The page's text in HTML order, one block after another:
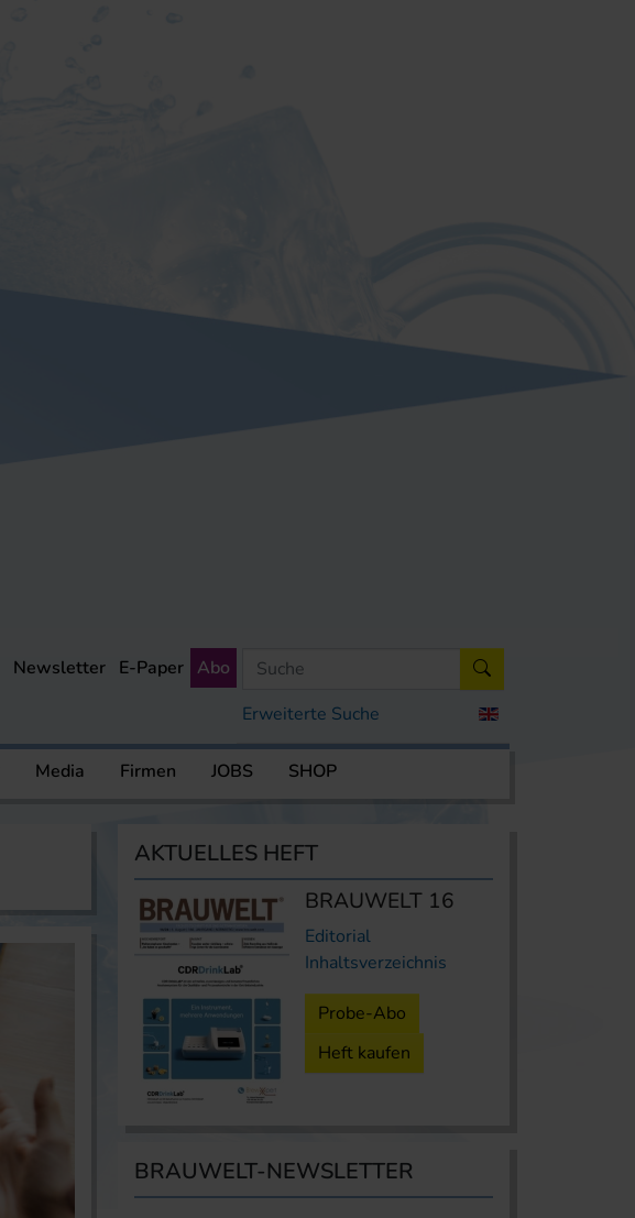
Erweiterte Suche
Newsletter E-Paper Abo
Media Firmen JOBS SHOP
AKTUELLES HEFT
BRAUWELT 16
Editorial
Inhaltsverzeichnis
Probe-Abo
Heft kaufen
BRAUWELT-NEWSLETTER